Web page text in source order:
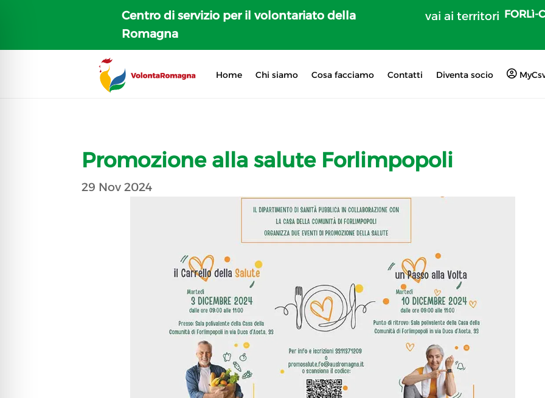
Centro di servizio per il volontariato della
Romagna
vai ai territori FORLì-
Home Chi siamo Cosa facciamo Contatti Diventa socio
Promozione alla salute Forlimpopoli
29 Nov 2024